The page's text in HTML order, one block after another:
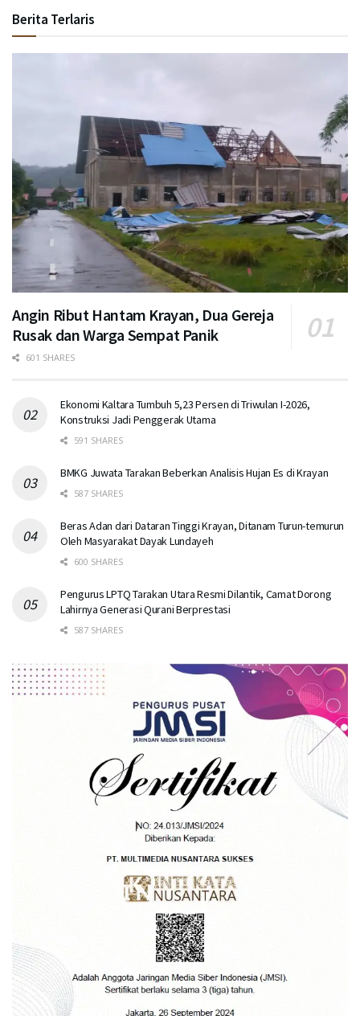
Berita Terlaris
Angin Ribut Hantam Krayan, Dua Gereja
Rusak dan Warga Sempat Panik
601 SHARES
Ekonomi Kaltara Tumbuh 5,23 Persen di Triwulan I-2026,
Konstruksi Jadi Penggerak Utama
591 SHARES
BMKG Juwata Tarakan Beberkan Analisis Hujan Es di Krayan
587 SHARES
Beras Adan dari Dataran Tinggi Krayan, Ditanam Turun-temurun
Oleh Masyarakat Dayak Lundayeh
600 SHARES
Pengurus LPTQ Tarakan Utara Resmi Dilantik, Camat Dorong
Lahirnya Generasi Qurani Berprestasi
587 SHARES